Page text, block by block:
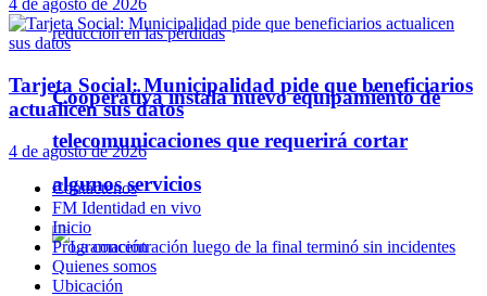
Cooperativa instala nuevo equipamiento de
telecomunicaciones que requerirá cortar
algunos servicios
4 de agosto de 2026
Tarjeta Social: Municipalidad pide que beneficiarios
actualicen sus datos
4 de agosto de 2026
Contáctenos
FM Identidad en vivo
Inicio
Programación
Quienes somos
Ubicación